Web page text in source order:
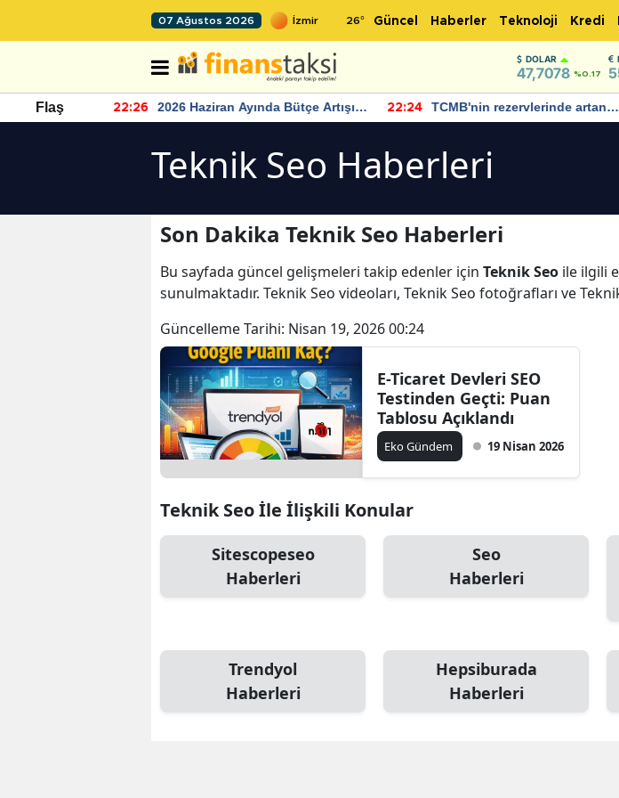
07 Ağustos 2026 26° Güncel Haberler Teknoloji Kredi
DOLAR
47,7078 %0.17
Flaş 22:26
2026 Haziran Ayında Bütçe Artışı
Yaşandı
22:24
TCMB'nin rezervlerinde artan
momentum devam ediyor
Teknik Seo Haberleri
Son Dakika Teknik Seo Haberleri
Bu sayfada güncel gelişmeleri takip edenler için Teknik Seo ile ilgili
sunulmaktadır. Teknik Seo videoları, Teknik Seo fotoğrafları ve
Güncelleme Tarihi: Nisan 19, 2026 00:24
E-Ticaret Devleri SEO
Testinden Geçti: Puan
Tablosu Açıklandı
Eko Gündem 19 Nisan 2026
Teknik Seo İle İlişkili Konular
Sitescopeseo
Haberleri
Seo
Haberleri
Trendyol
Haberleri
Hepsiburada
Haberleri